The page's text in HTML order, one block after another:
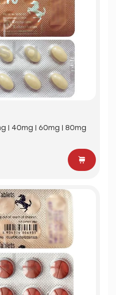
| 40mg | 60mg | 80mg